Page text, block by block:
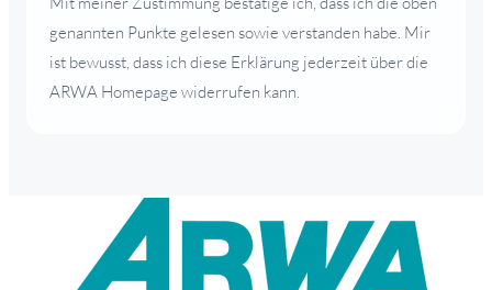
genannten Punkte gelesen sowie verstanden habe. Mir
ist bewusst, dass ich diese Erklärung jederzeit über die
ARWA Homepage widerrufen kann.